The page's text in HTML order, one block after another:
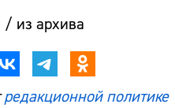
/ из архива
редакционной политике